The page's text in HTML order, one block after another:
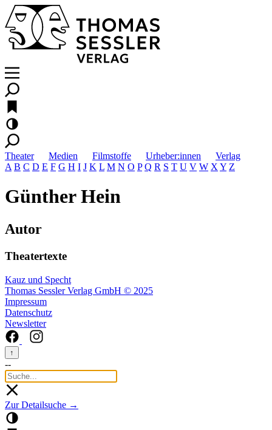
Theater Medien Filmstoffe Urheber:innen
Verlag
A B C D E F G H I J K L M N O P Q R S T U V W X Y Z
Günther Hein
Autor
Theatertexte
Kauz und Specht
Thomas Sessler Verlag GmbH © 2025
Impressum
Datenschutz
Newsletter
↑
--
Zur Detailsuche →